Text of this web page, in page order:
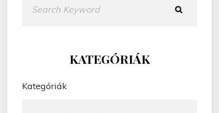
KATEGÓRIÁK
Kategóriák